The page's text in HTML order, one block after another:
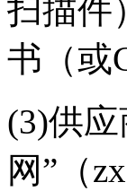
扫描件
书（或
(3)供
网”（